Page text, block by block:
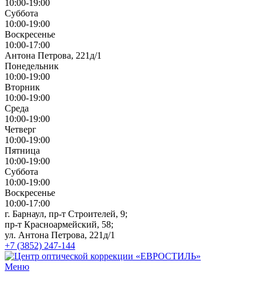
10:00-19:00
Суббота
10:00-19:00
Воскресенье
10:00-17:00
Антона Петрова, 221д/1
Понедельник
10:00-19:00
Вторник
10:00-19:00
Среда
10:00-19:00
Четверг
10:00-19:00
Пятница
10:00-19:00
Суббота
10:00-19:00
Воскресенье
10:00-17:00
г. Барнаул, пр-т Строителей, 9;
пр-т Красноармейский, 58;
ул. Антона Петрова, 221д/1
+7 (3852) 247-144
Меню